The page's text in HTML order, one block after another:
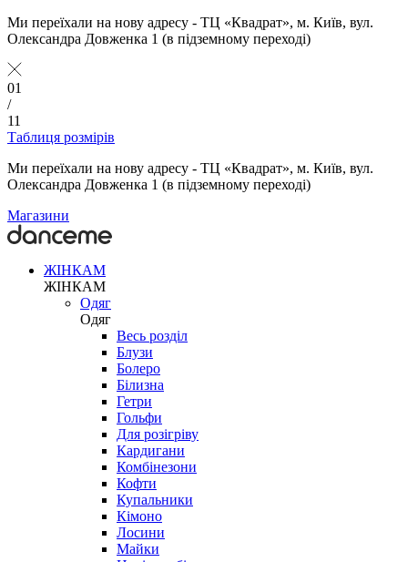
Ми переїхали на нову адресу - ТЦ «Квадрат», м. Київ, вул.
Олександра Довженка 1 (в підземному переході)
01
/
11
Таблиця розмірів
Ми переїхали на нову адресу - ТЦ «Квадрат», м. Київ, вул.
Олександра Довженка 1 (в підземному переході)
Магазини
ЖІНКАМ
ЖІНКАМ
Одяг
Одяг
Весь розділ
Блузи
Болеро
Білизна
Гетри
Гольфи
Для розігріву
Кардигани
Комбінезони
Кофти
Купальники
Кімоно
Лосини
Майки